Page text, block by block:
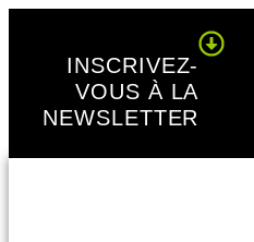
Panneau de gestion des cookies
INSCRIVEZ-
VOUS À LA
NEWSLETTER